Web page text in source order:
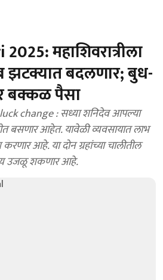
महाशिवरात्रीला
झटक्यात बदलणार; बुध-
बक्कळ पैसा
change : सध्या शनिदेव आपल्या
बसणार आहेत. यावेळी व्यवसायात लाभ
आहे. या दोन ग्रहांच्या चालीतील
उजळू शकणार आहे.